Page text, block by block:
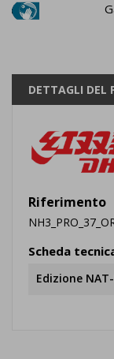
DETTAGLI DEL
Riferimento
Scheda
Edizione NAT-